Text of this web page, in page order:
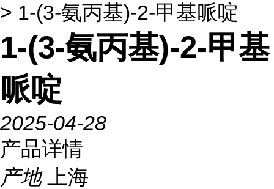
> 1-(3-氨丙基)-2-甲基哌啶
1-(3-氨丙基)-2-甲基
哌啶
2025-04-28
产品详情
产地
上海